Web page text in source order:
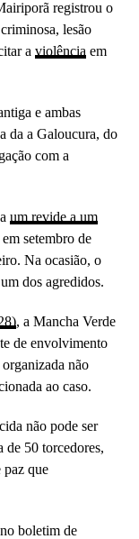
registrou o
lesão
a violência em
e ambas
da a Galoucura, do
com a
um revide a um
setembro de
Na ocasião, o
dos agredidos.
, a Mancha Verde
de envolvimento
não
ao caso.
não pode ser
de 50 torcedores,
paz que
boletim de